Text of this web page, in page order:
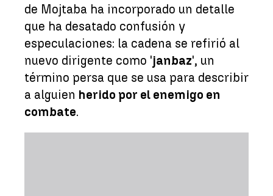
de Mojtaba ha incorporado un detalle
que ha desatado confusión y
especulaciones: la cadena se refirió al
nuevo dirigente como 'janbaz', un
término persa que se usa para describir
a alguien herido por el enemigo en
combate.